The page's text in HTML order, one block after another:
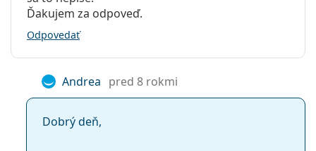
Ďakujem za odpoveď.
Odpovedať
Andrea pred 8 rokmi
Dobrý deň,